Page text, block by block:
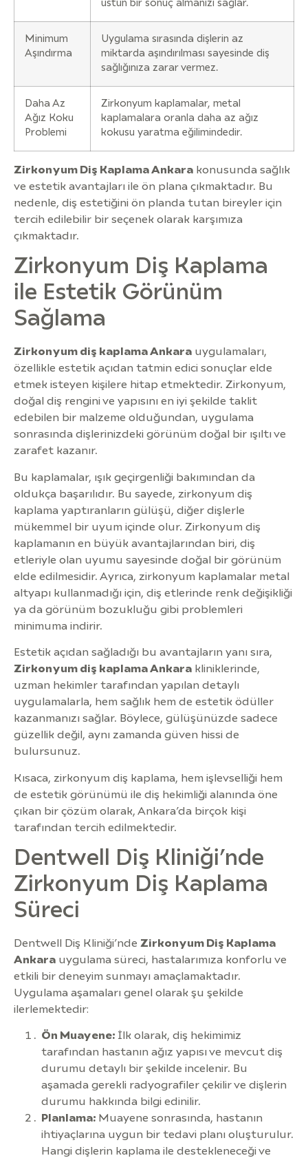
üstün bir sonuç almanızı sağlar.
Minimum
Aşındırma
Uygulama sırasında dişlerin az
miktarda aşındırılması sayesinde diş
sağlığınıza zarar vermez.
Daha Az
Ağız Koku
Problemi
Zirkonyum kaplamalar, metal
kaplamalara oranla daha az ağız
kokusu yaratma eğilimindedir.
Zirkonyum Diş Kaplama Ankara konusunda sağlık
ve estetik avantajları ile ön plana çıkmaktadır. Bu
nedenle, diş estetiğini ön planda tutan bireyler için
tercih edilebilir bir seçenek olarak karşımıza
çıkmaktadır.
Zirkonyum Diş Kaplama
ile Estetik Görünüm
Sağlama
Zirkonyum diş kaplama Ankara uygulamaları,
özellikle estetik açıdan tatmin edici sonuçlar elde
etmek isteyen kişilere hitap etmektedir. Zirkonyum,
doğal diş rengini ve yapısını en iyi şekilde taklit
edebilen bir malzeme olduğundan, uygulama
sonrasında dişlerinizdeki görünüm doğal bir ışıltı ve
zarafet kazanır.
Bu kaplamalar, ışık geçirgenliği bakımından da
oldukça başarılıdır. Bu sayede, zirkonyum diş
kaplama yaptıranların gülüşü, diğer dişlerle
mükemmel bir uyum içinde olur. Zirkonyum diş
kaplamanın en büyük avantajlarından biri, diş
etleriyle olan uyumu sayesinde doğal bir görünüm
elde edilmesidir. Ayrıca, zirkonyum kaplamalar metal
altyapı kullanmadığı için, diş etlerinde renk değişikliği
ya da görünüm bozukluğu gibi problemleri
minimuma indirir.
Estetik açıdan sağladığı bu avantajların yanı sıra,
Zirkonyum diş kaplama Ankara kliniklerinde,
uzman hekimler tarafından yapılan detaylı
uygulamalarla, hem sağlık hem de estetik ödüller
kazanmanızı sağlar. Böylece, gülüşünüzde sadece
güzellik değil, aynı zamanda güven hissi de
bulursunuz.
Kısaca, zirkonyum diş kaplama, hem işlevselliği hem
de estetik görünümü ile diş hekimliği alanında öne
çıkan bir çözüm olarak, Ankara’da birçok kişi
tarafından tercih edilmektedir.
Dentwell Diş Kliniği’nde
Zirkonyum Diş Kaplama
Süreci
Dentwell Diş Kliniği’nde Zirkonyum Diş Kaplama
Ankara uygulama süreci, hastalarımıza konforlu ve
etkili bir deneyim sunmayı amaçlamaktadır.
Uygulama aşamaları genel olarak şu şekilde
ilerlemektedir:
Ön Muayene: İlk olarak, diş hekimimiz
tarafından hastanın ağız yapısı ve mevcut diş
durumu detaylı bir şekilde incelenir. Bu
aşamada gerekli radyografiler çekilir ve dişlerin
durumu hakkında bilgi edinilir.
Planlama: Muayene sonrasında, hastanın
ihtiyaçlarına uygun bir tedavi planı oluşturulur.
Hangi dişlerin kaplama ile destekleneceği ve